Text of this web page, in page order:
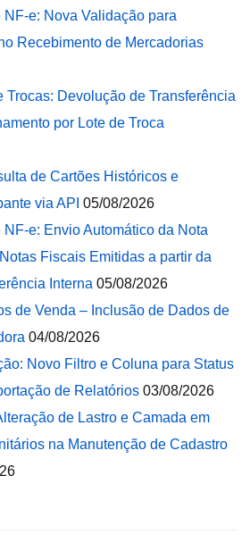
e: Nova Validação para
Recebimento de Mercadorias
Trocas: Devolução de Transferência
por Lote de Troca
de Cartões Históricos e
via API 05/08/2026
e: Envio Automático da Nota
Fiscais Emitidas a partir da
Interna 05/08/2026
de Venda – Inclusão de Dados de
04/08/2026
Novo Filtro e Coluna para Status
de Relatórios 03/08/2026
de Lastro e Camada em
na Manutenção de Cadastro